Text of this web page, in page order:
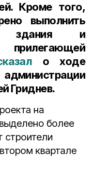
Кроме того,
выполнить
здания и
о ходе
Гриднев.
на
более
строители
квартале